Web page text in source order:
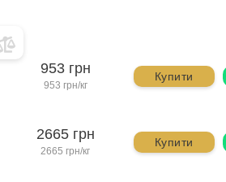
953 грн
953 грн/кг
Купити
2665 грн
2665 грн/кг
Купити